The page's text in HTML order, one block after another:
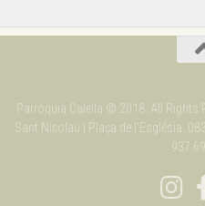
Parròquia Calella © 2018. All Rights
Sant Nicolau | Plaça de l'Església.
937